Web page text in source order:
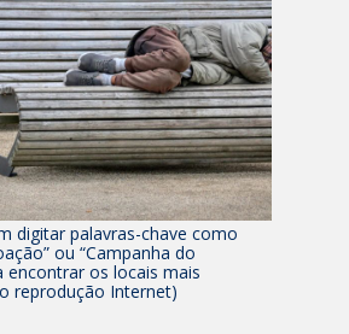
digitar palavras-chave como
ou “Campanha do
encontrar os locais mais
reprodução Internet)